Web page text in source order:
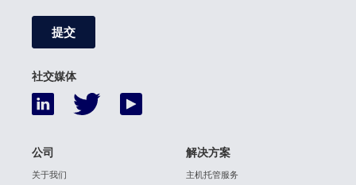
公司
关于我们
解决方案
主机托管服务
社交媒体